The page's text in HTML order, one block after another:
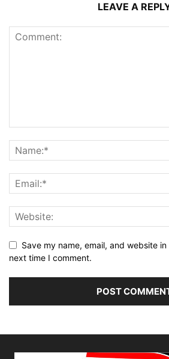
LEAVE A
Save my name, email, and website
next time I comment.